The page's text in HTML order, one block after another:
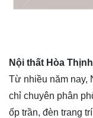
Nội thất Hòa
Từ nhiều năm nay,
chỉ chuyên phân
ốp trần, đèn trang